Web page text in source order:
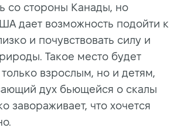
со стороны Канады, но
дает возможность подойти к
и почувствовать силу и
Такое место будет
взрослым, но и детям,
дух бьющейся о скалы
завораживает, что хочется